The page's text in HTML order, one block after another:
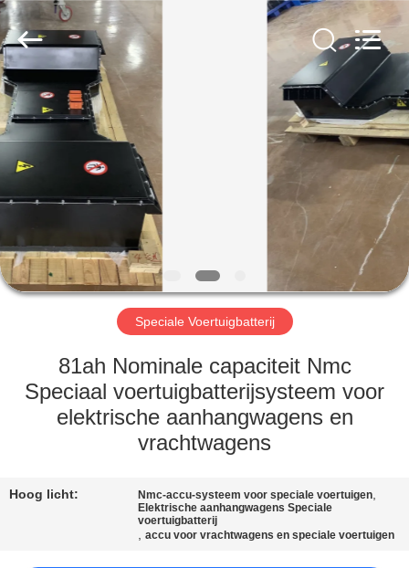
HUIS
PRODUCTEN
VR-
SHOW
ONGEVEER
FABRIEKSREIS
KWALITEITSCONTROLE
CONTACTEER
New
Energy
Technology
Co,.Ltd..
All
Rights
Reserved.
Speciale Voertuigbatterij
81ah Nominale capaciteit Nmc
Speciaal voertuigbatterijsysteem voor
elektrische aanhangwagens en
vrachtwagens
Hoog licht: Nmc-accu-systeem voor speciale voertuigen,
Elektrische aanhangwagens Speciale
voertuigbatterij
,accu voor vrachtwagens en speciale voertuigen